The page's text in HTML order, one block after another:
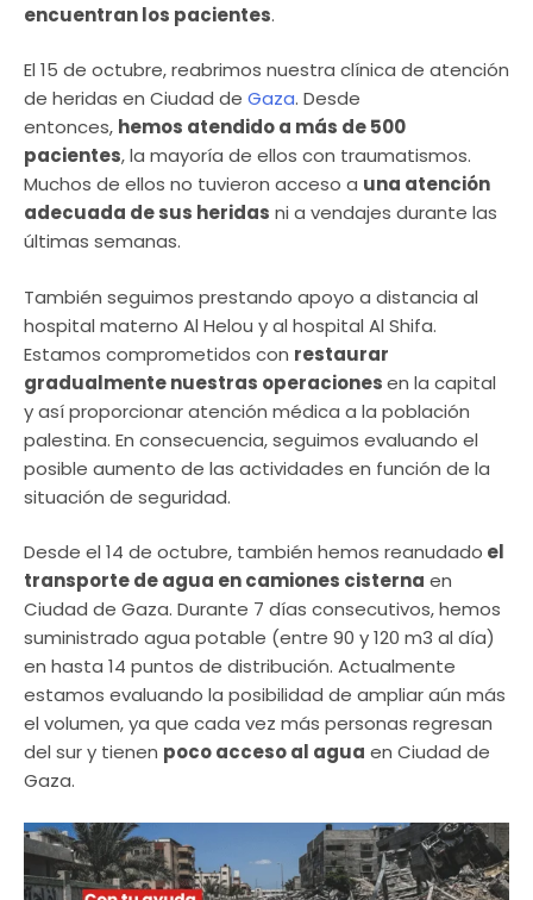
encuentran los pacientes.
El 15 de octubre, reabrimos nuestra clínica de atención
de heridas en Ciudad de Gaza. Desde
entonces, hemos atendido a más de 500
pacientes, la mayoría de ellos con traumatismos.
Muchos de ellos no tuvieron acceso a una atención
adecuada de sus heridas ni a vendajes durante las
últimas semanas.
También seguimos prestando apoyo a distancia al
hospital materno Al Helou y al hospital Al Shifa.
Estamos comprometidos con restaurar
gradualmente nuestras operacionesen la capital
y así proporcionar atención médica a la población
palestina. En consecuencia, seguimos evaluando el
posible aumento de las actividades en función de la
situación de seguridad.
Desde el 14 de octubre, también hemos reanudado el
transporte de agua en camiones cisterna en
Ciudad de Gaza. Durante 7 días consecutivos, hemos
suministrado agua potable (entre 90 y 120 m3 al día)
en hasta 14 puntos de distribución. Actualmente
estamos evaluando la posibilidad de ampliar aún más
el volumen, ya que cada vez más personas regresan
del sur y tienen poco acceso al agua en Ciudad de
Gaza.